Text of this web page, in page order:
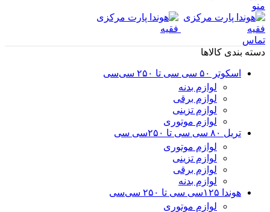
منو
تماس
دسته بندی کالاها
اسکوتر ۵۰ سی سی تا ۲۵۰ سی‌سی
لوازم بدنه
لوازم برقی
لوازم تزینی
لوازم موتوری
تریل ۸۰ سی سی تا ۲۵۰سی سی
لوازم موتوری
لوازم تزینی
لوازم برقی
لوازم بدنه
هوندا ۱۲۵سی سی تا ۲۵۰ سی‌سی
لوازم موتوری